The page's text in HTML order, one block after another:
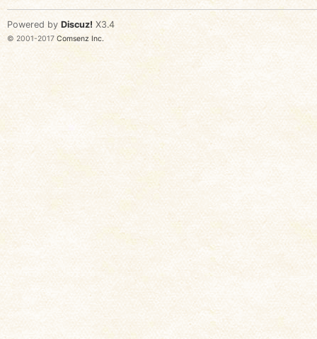
Powered by Discuz! X3.4
© 2001-2017 Comsenz Inc.